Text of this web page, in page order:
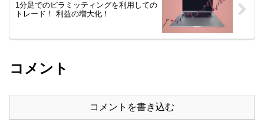
1分足でのピラミッティングを利用しての
トレード！ 利益の増大化！
コメント
コメントを書き込む